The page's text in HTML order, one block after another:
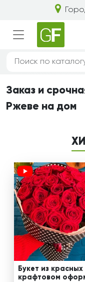
Заказ и
Ржеве на дом
Букет из красных
крафтовом